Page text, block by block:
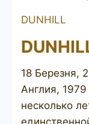
DUNHILL
18 Березня,
Англия,
несколько